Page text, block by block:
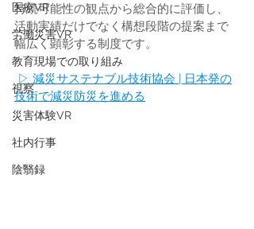
医療VR
労働災害VR
教育現場での取り組み
視察
災害体験VR
社内行事
陰翳録
持続可能性の観点から総合的に評価し、
活動実績だけでなく構想段階の提案まで
幅広く顕彰する制度です。
▷ 減災サステナブル技術協会 | 日本発の
技術で減災防災を進める